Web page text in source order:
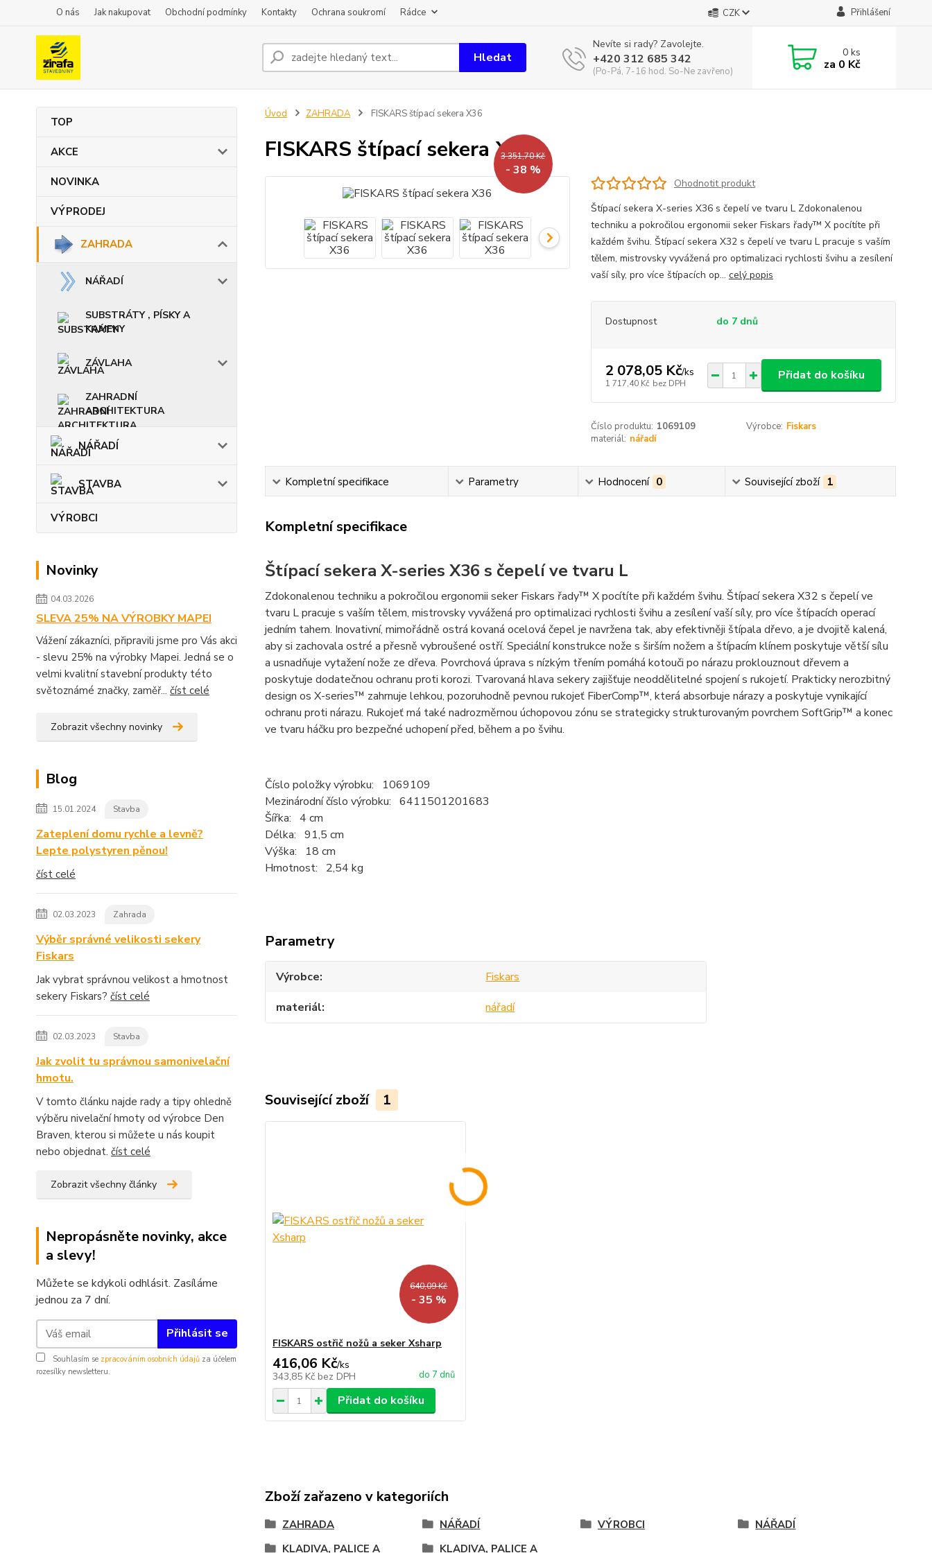
O nás Jak nakupovat Obchodní podmínky Kontakty Ochrana soukromí Rádce CZK Přihlášení
Hledat
Nevíte si rady? Zavolejte.
+420 312 685 342
(Po-Pá, 7-16 hod. So-Ne zavřeno)
0ks
za 0 Kč
TOP
AKCE
NOVINKA
VÝPRODEJ
ZAHRADA
NÁŘADÍ
SUBSTRÁTY , PÍSKY A
KAMENY
ZÁVLAHA
ZAHRADNÍ
ARCHITEKTURA
NÁŘADÍ
STAVBA
VÝROBCI
Novinky
04.03.2026
SLEVA 25% NA VÝROBKY MAPEI
Vážení zákazníci, připravili jsme pro Vás akci
- slevu 25% na výrobky Mapei. Jedná se o
velmi kvalitní stavební produkty této
světoznámé značky, zaměř... číst celé
Zobrazit všechny novinky
Blog
15.01.2024 Stavba
Zateplení domu rychle a levně?
Lepte polystyren pěnou!
číst celé
02.03.2023 Zahrada
Výběr správné velikosti sekery
Fiskars
Jak vybrat správnou velikost a hmotnost
sekery Fiskars? číst celé
02.03.2023 Stavba
Jak zvolit tu správnou samonivelační
hmotu.
V tomto článku najde rady a tipy ohledně
výběru nivelační hmoty od výrobce Den
Braven, kterou si můžete u nás koupit
nebo objednat. číst celé
Zobrazit všechny články
Nepropásněte novinky, akce
a slevy!
Můžete se kdykoli odhlásit. Zasíláme
jednou za 7 dní.
Přihlásit se
Souhlasím se zpracováním osobních údajů za účelem
rozesílky newsletteru.
Úvod ZAHRADA FISKARS štípací sekera X36
FISKARS štípací sekera X36
3 351,70 Kč
- 38 %
Ohodnotit produkt
Štípací sekera X-series X36 s čepelí ve tvaru L Zdokonalenou
techniku a pokročilou ergonomii seker Fiskars řady™ X pocítíte při
každém švihu. Štípací sekera X32 s čepelí ve tvaru L pracuje s vaším
tělem, mistrovsky vyvážená pro optimalizaci rychlosti švihu a zesílení
vaší síly, pro více štípacích op... celý popis
Dostupnost do 7 dnů
2 078,05 Kč/ks
1 717,40 Kč bez DPH
Přidat do košíku
Číslo produktu: 1069109 Výrobce: Fiskars
materiál: nářadí
Kompletní specifikace Parametry Hodnocení 0 Související zboží 1
Kompletní specifikace
Štípací sekera X-series X36 s čepelí ve tvaru L
Zdokonalenou techniku a pokročilou ergonomii seker Fiskars řady™ X pocítíte při každém švihu. Štípací sekera X32 s čepelí ve
tvaru L pracuje s vaším tělem, mistrovsky vyvážená pro optimalizaci rychlosti švihu a zesílení vaší síly, pro více štípacích operací
jedním tahem. Inovativní, mimořádně ostrá kovaná ocelová čepel je navržena tak, aby efektivněji štípala dřevo, a je dvojitě kalená,
aby si zachovala ostré a přesně vybroušené ostří. Speciální konstrukce nože s širším nožem a štípacím klínem poskytuje větší sílu
a usnadňuje vytažení nože ze dřeva. Povrchová úprava s nízkým třením pomáhá kotouči po nárazu proklouznout dřevem a
poskytuje dodatečnou ochranu proti korozi. Tvarovaná hlava sekery zajišťuje neoddělitelné spojení s rukojetí. Prakticky nerozbitný
design os X-series™ zahrnuje lehkou, pozoruhodně pevnou rukojeť FiberComp™, která absorbuje nárazy a poskytuje vynikající
ochranu proti nárazu. Rukojeť má také nadrozměrnou úchopovou zónu se strategicky strukturovaným povrchem SoftGrip™ a konec
ve tvaru háčku pro bezpečné uchopení před, během a po švihu.
Číslo položky výrobku: 1069109
Mezinárodní číslo výrobku: 6411501201683
Šířka: 4 cm
Délka: 91,5 cm
Výška: 18 cm
Hmotnost: 2,54 kg
Parametry
Výrobce
Fiskars
materiál
nářadí
Související zboží 1
640,09 Kč
- 35 %
FISKARS ostřič nožů a seker Xsharp
416,06 Kč/ks
343,85 Kč bez DPH do 7 dnů
Přidat do košíku
Zboží zařazeno v kategoriích
ZAHRADA NÁŘADÍ VÝROBCI
NÁŘADÍ
KLADIVA, PALICE A
KLADIVA, PALICE A